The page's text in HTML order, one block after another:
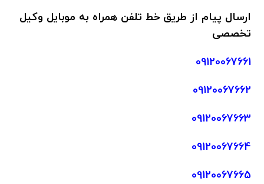
ارسال پیام از طریق خط تلفن همراه به موبایل وکیل
تخصصی
09120067661
09120067662
09120067663
09120067664
09120067665